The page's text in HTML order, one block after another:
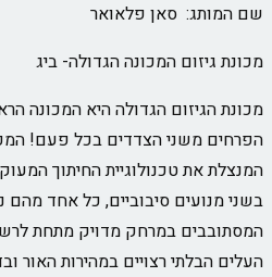
סאן פלאואר
המכונה הגדולה- ביג
הגדולה היא המכונה הראשונה
הצדדים בכל פעם! המכונה
טכנולוגיית החיתוך המעוקלת
סיבוביים, כל אחד מהם נושא זוג
במרחק מדויק מתחת לרשת
רצויים במהירות האור ובדיוק רב.